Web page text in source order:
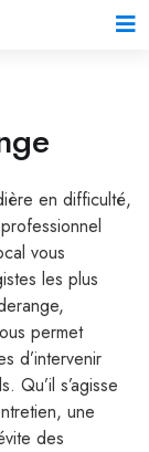
en difficulté,
vous
les plus
permet
d’intervenir
Qu’il s’agisse
une
des